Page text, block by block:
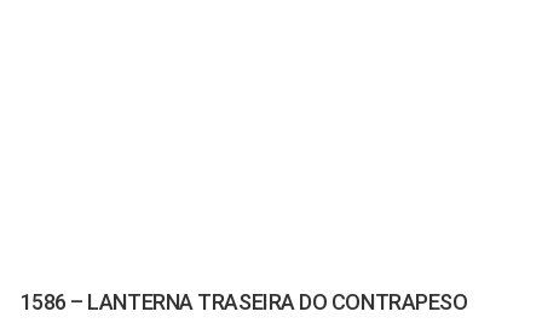
1586 – LANTERNA TRASEIRA DO CONTRAPESO